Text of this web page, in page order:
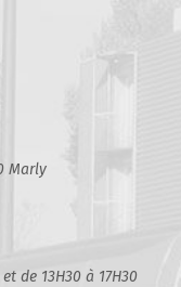
Marly
de 13H30 à 17H30